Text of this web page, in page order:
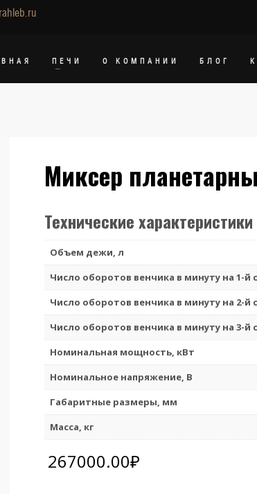
ПЕЧИ О КОМПАНИИ БЛОГ
Миксер
Технические характеристики
Объем дежи, л
Число оборотов венчика в минуту на 1-й
Число оборотов венчика в минуту на 2-й
Число оборотов венчика в минуту на 3-й
Номинальная мощность, кВт
Номинальное напряжение, В
Габаритные размеры, мм
Масса, кг
267000.00₽